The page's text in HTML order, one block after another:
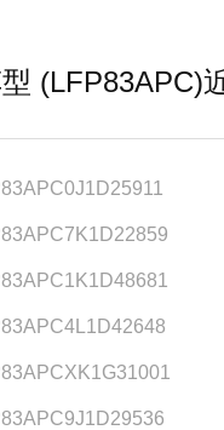
(LFP83APC)